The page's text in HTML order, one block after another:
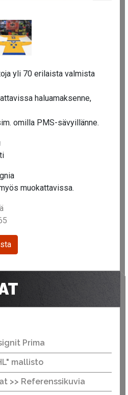
yli 70 erilaista valmista
haluamaksenne,
omilla PMS-sävyillänne.
muokattavissa.
Prima
mallisto
>> Referenssikuvia